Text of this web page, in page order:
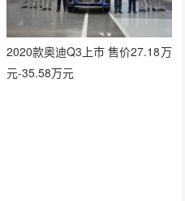
2020款奥迪Q3上市 售价27.18万
元-35.58万元